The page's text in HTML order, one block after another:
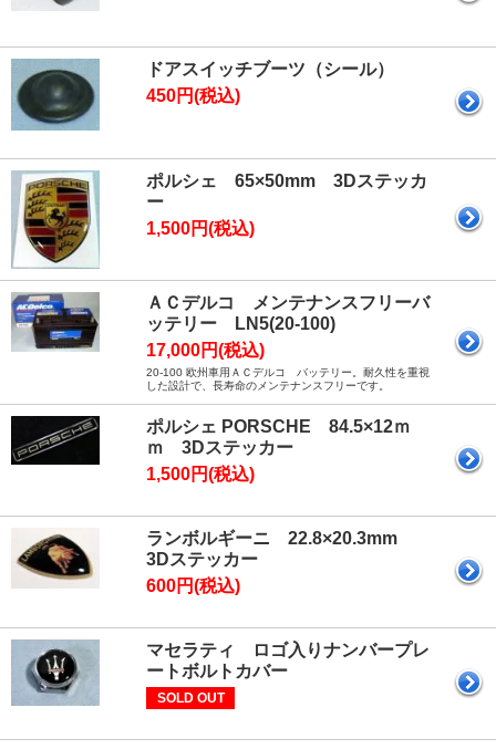
ドアスイッチブーツ（シール）
450円(税込)
ポルシェ 65×50mm 3Dステッカ
ー
1,500円(税込)
ＡＣデルコ メンテナンスフリーバ
ッテリー LN5(20-100)
17,000円(税込)
20-100 欧州車用ＡＣデルコ バッテリー。耐久性を重視
した設計で、長寿命のメンテナンスフリーです。
ポルシェ PORSCHE 84.5×12ｍ
ｍ 3Dステッカー
1,500円(税込)
ランボルギーニ 22.8×20.3mm
3Dステッカー
600円(税込)
マセラティ ロゴ入りナンバープレ
ートボルトカバー
SOLD OUT